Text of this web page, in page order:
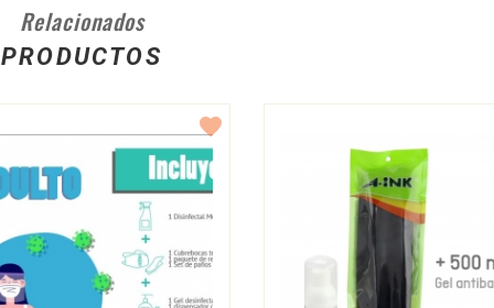
Relacionados
PRODUCTOS
favorite